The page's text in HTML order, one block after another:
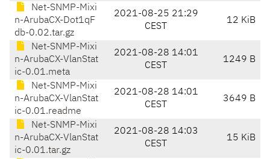
Net-SNMP-Mixi
n-ArubaCX-Dot1qF
db-0.02.tar.gz
2021-08-25 21:29
CEST
12 KiB
Net-SNMP-Mixi
n-ArubaCX-VlanStat
ic-0.01.meta
2021-08-28 14:01
CEST
1249 B
Net-SNMP-Mixi
n-ArubaCX-VlanStat
ic-0.01.readme
2021-08-28 14:01
CEST
3649 B
Net-SNMP-Mixi
n-ArubaCX-VlanStat
ic-0.01.tar.gz
2021-08-28 14:03
CEST
15 KiB